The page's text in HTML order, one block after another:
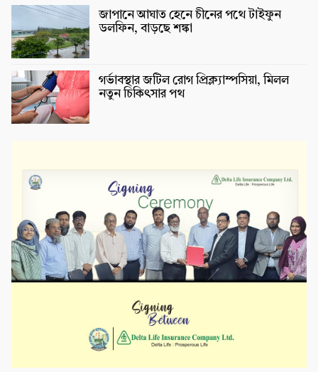
জাপানে আঘাত হেনে চীনের পথে টাইফুন
ডলফিন, বাড়ছে শঙ্কা
গর্ভাবস্থার জটিল রোগ প্রিক্ল্যাম্পসিয়া, মিলল
নতুন চিকিৎসার পথ